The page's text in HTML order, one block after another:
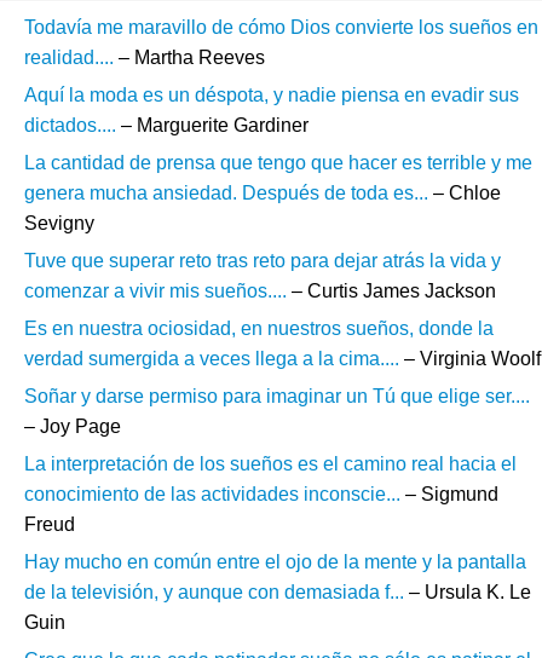
Todavía me maravillo de cómo Dios convierte los sueños en
realidad.... – Martha Reeves
Aquí la moda es un déspota, y nadie piensa en evadir sus
dictados.... – Marguerite Gardiner
La cantidad de prensa que tengo que hacer es terrible y me
genera mucha ansiedad. Después de toda es... – Chloe
Sevigny
Tuve que superar reto tras reto para dejar atrás la vida y
comenzar a vivir mis sueños.... – Curtis James Jackson
Es en nuestra ociosidad, en nuestros sueños, donde la
verdad sumergida a veces llega a la cima.... – Virginia Woolf
Soñar y darse permiso para imaginar un Tú que elige ser....
– Joy Page
La interpretación de los sueños es el camino real hacia el
conocimiento de las actividades inconscie... – Sigmund
Freud
Hay mucho en común entre el ojo de la mente y la pantalla
de la televisión, y aunque con demasiada f... – Ursula K. Le
Guin